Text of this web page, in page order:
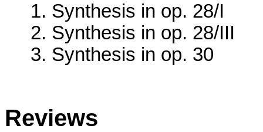
Synthesis in op. 28/I
Synthesis in op. 28/III
Synthesis in op. 30
Reviews